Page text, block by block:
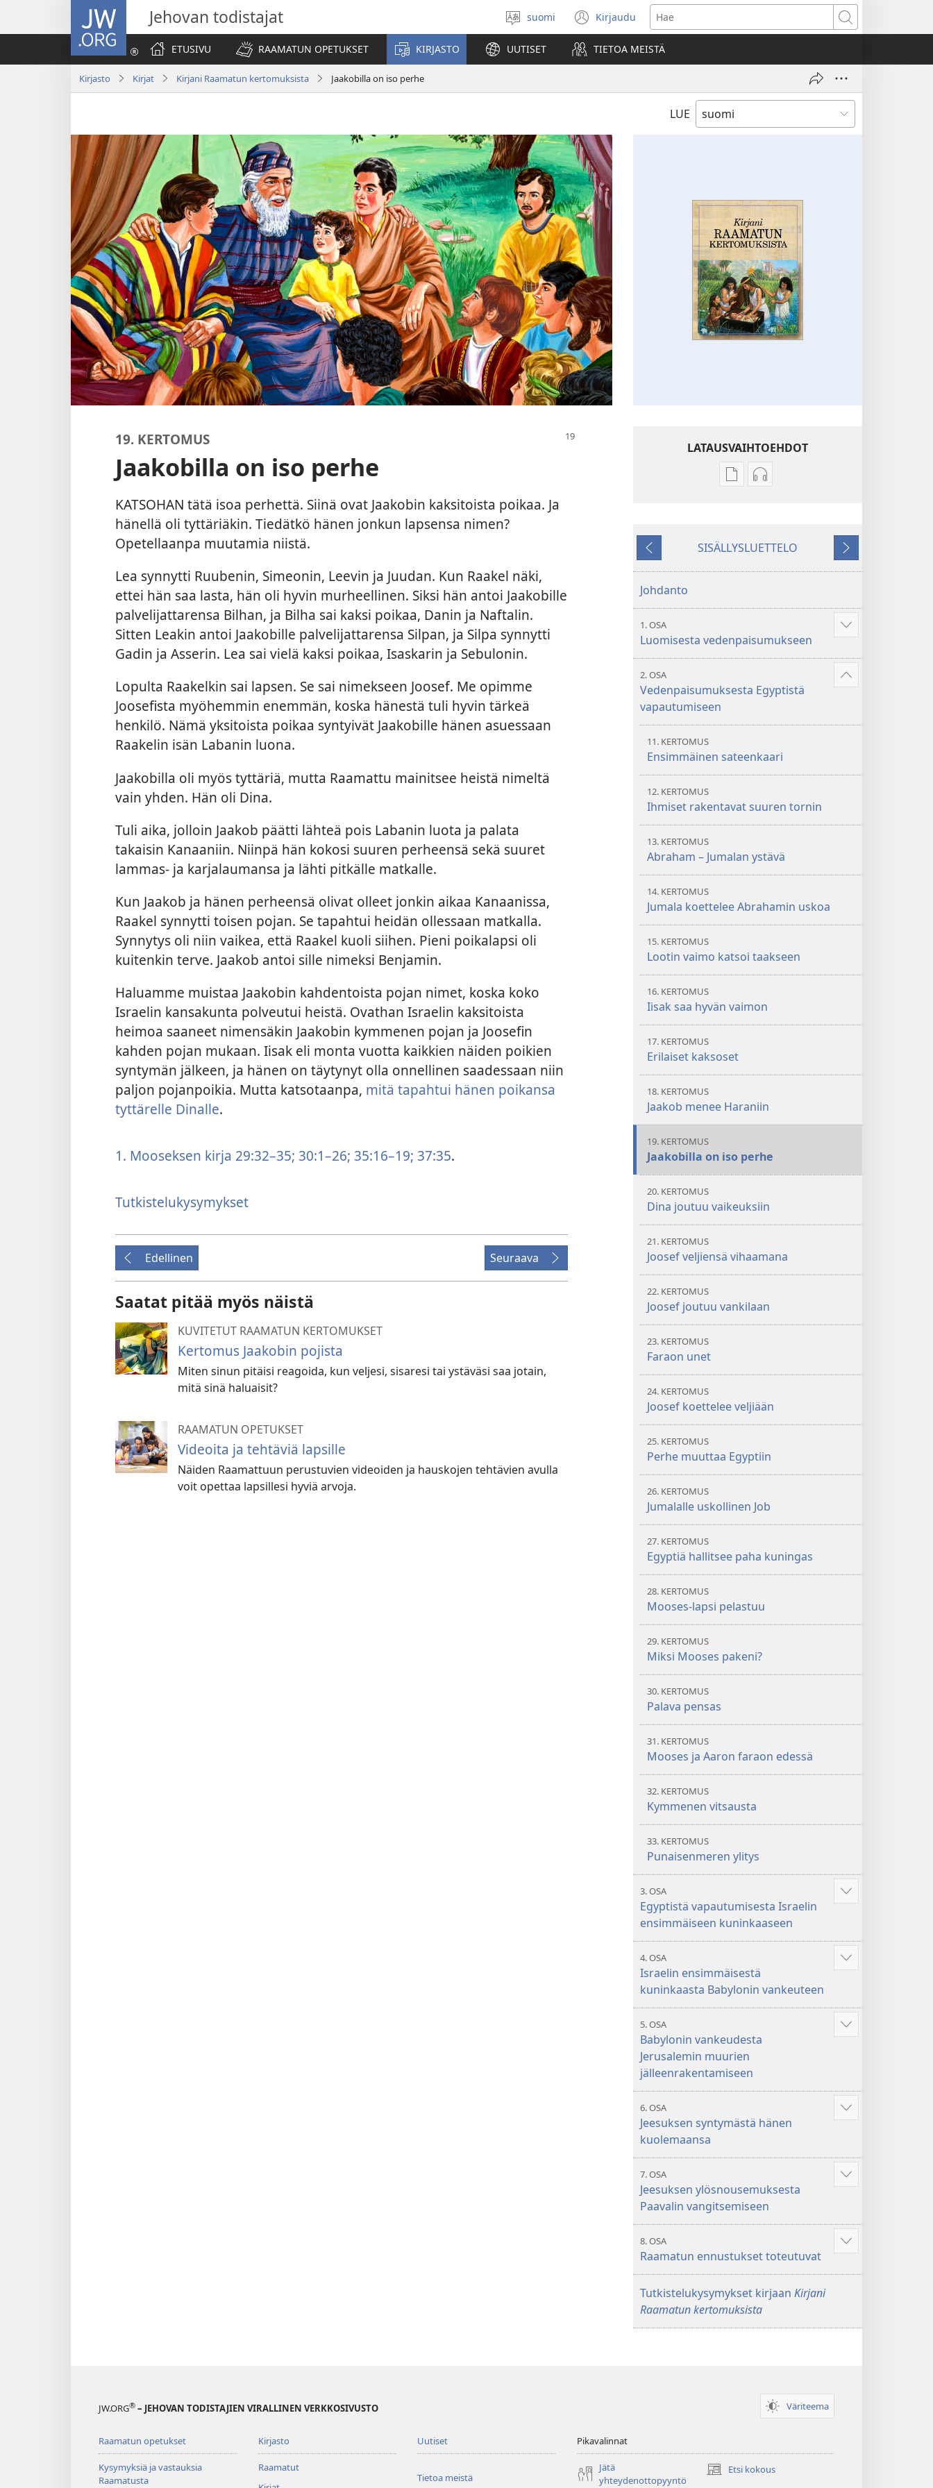
JW.ORG Jehovan todistajat
Valitse
kieli
suomi Kirjaudu
(avaa
uuden
ikkunan)
Hae
ETUSIVU
RAAMATUN OPETUKSET KIRJASTO UUTISET TIETOA MEISTÄ
Kirjasto Kirjat Kirjani Raamatun kertomuksista Jaakobilla on iso perhe
LUE
19. KERTOMUS
Jaakobilla on iso perhe
KATSOHAN tätä isoa perhettä. Siinä ovat Jaakobin kaksitoista poikaa. Ja
hänellä oli tyttäriäkin. Tiedätkö hänen jonkun lapsensa nimen?
Opetellaanpa muutamia niistä.
Lea synnytti Ruubenin, Simeonin, Leevin ja Juudan. Kun Raakel näki,
ettei hän saa lasta, hän oli hyvin murheellinen. Siksi hän antoi Jaakobille
palvelijattarensa Bilhan, ja Bilha sai kaksi poikaa, Danin ja Naftalin.
Sitten Leakin antoi Jaakobille palvelijattarensa Silpan, ja Silpa synnytti
Gadin ja Asserin. Lea sai vielä kaksi poikaa, Isaskarin ja Sebulonin.
Lopulta Raakelkin sai lapsen. Se sai nimekseen Joosef. Me opimme
Joosefista myöhemmin enemmän, koska hänestä tuli hyvin tärkeä
henkilö. Nämä yksitoista poikaa syntyivät Jaakobille hänen asuessaan
Raakelin isän Labanin luona.
Jaakobilla oli myös tyttäriä, mutta Raamattu mainitsee heistä nimeltä
vain yhden. Hän oli Dina.
Tuli aika, jolloin Jaakob päätti lähteä pois Labanin luota ja palata
takaisin Kanaaniin. Niinpä hän kokosi suuren perheensä sekä suuret
lammas- ja karjalaumansa ja lähti pitkälle matkalle.
Kun Jaakob ja hänen perheensä olivat olleet jonkin aikaa Kanaanissa,
Raakel synnytti toisen pojan. Se tapahtui heidän ollessaan matkalla.
Synnytys oli niin vaikea, että Raakel kuoli siihen. Pieni poikalapsi oli
kuitenkin terve. Jaakob antoi sille nimeksi Benjamin.
Haluamme muistaa Jaakobin kahdentoista pojan nimet, koska koko
Israelin kansakunta polveutui heistä. Ovathan Israelin kaksitoista
heimoa saaneet nimensäkin Jaakobin kymmenen pojan ja Joosefin
kahden pojan mukaan. Iisak eli monta vuotta kaikkien näiden poikien
syntymän jälkeen, ja hänen on täytynyt olla onnellinen saadessaan niin
paljon pojanpoikia. Mutta katsotaanpa, mitä tapahtui hänen poikansa
tyttärelle Dinalle.
1. Mooseksen kirja 29:32–35; 30:1–26; 35:16–19; 37:35.
Tutkistelukysymykset
Edellinen Seuraava
Saatat pitää myös näistä
KUVITETUT RAAMATUN KERTOMUKSET
Kertomus Jaakobin pojista
Miten sinun pitäisi reagoida, kun veljesi, sisaresi tai ystäväsi saa jotain,
mitä sinä haluaisit?
RAAMATUN OPETUKSET
Videoita ja tehtäviä lapsille
Näiden Raamattuun perustuvien videoiden ja hauskojen tehtävien avulla
voit opettaa lapsillesi hyviä arvoja.
LATAUSVAIHTOEHDOT
Julkaisujen
kertomuksista
Äänitteiden
kertomuksista
Edellinen
SISÄLLYSLUETTELO
Seuraava
Johdanto
1. OSA
Luomisesta vedenpaisumukseen
Näytä
2. OSA
Vedenpaisumuksesta Egyptistä
vapautumiseen
Näytä
11. KERTOMUS
Ensimmäinen sateenkaari
12. KERTOMUS
Ihmiset rakentavat suuren tornin
13. KERTOMUS
Abraham – Jumalan ystävä
14. KERTOMUS
Jumala koettelee Abrahamin uskoa
15. KERTOMUS
Lootin vaimo katsoi taakseen
16. KERTOMUS
Iisak saa hyvän vaimon
17. KERTOMUS
Erilaiset kaksoset
18. KERTOMUS
Jaakob menee Haraniin
19. KERTOMUS
Jaakobilla on iso perhe
20. KERTOMUS
Dina joutuu vaikeuksiin
21. KERTOMUS
Joosef veljiensä vihaamana
22. KERTOMUS
Joosef joutuu vankilaan
23. KERTOMUS
Faraon unet
24. KERTOMUS
Joosef koettelee veljiään
25. KERTOMUS
Perhe muuttaa Egyptiin
26. KERTOMUS
Jumalalle uskollinen Job
27. KERTOMUS
Egyptiä hallitsee paha kuningas
28. KERTOMUS
Mooses-lapsi pelastuu
29. KERTOMUS
Miksi Mooses pakeni?
30. KERTOMUS
Palava pensas
31. KERTOMUS
Mooses ja Aaron faraon edessä
32. KERTOMUS
Kymmenen vitsausta
33. KERTOMUS
Punaisenmeren ylitys
3. OSA
Egyptistä vapautumisesta Israelin
ensimmäiseen kuninkaaseen
Näytä
4. OSA
Israelin ensimmäisestä
kuninkaasta Babylonin vankeuteen
Näytä
5. OSA
Babylonin vankeudesta
Jerusalemin muurien
jälleenrakentamiseen
Näytä
6. OSA
Jeesuksen syntymästä hänen
kuolemaansa
Näytä
7. OSA
Jeesuksen ylösnousemuksesta
Paavalin vangitsemiseen
Näytä
8. OSA
Raamatun ennustukset toteutuvat
Näytä
Tutkistelukysymykset kirjaan Kirjani
Raamatun kertomuksista
JW.ORG® – JEHOVAN TODISTAJIEN VIRALLINEN VERKKOSIVUSTO Väriteema
Raamatun opetukset
Kysymyksiä ja vastauksia
Raamatusta
Kirjasto
Raamatut
Uutiset
Tietoa meistä
Pikavalinnat
Jätä
yhteydenottopyyntö
Etsi kokous
(avaa